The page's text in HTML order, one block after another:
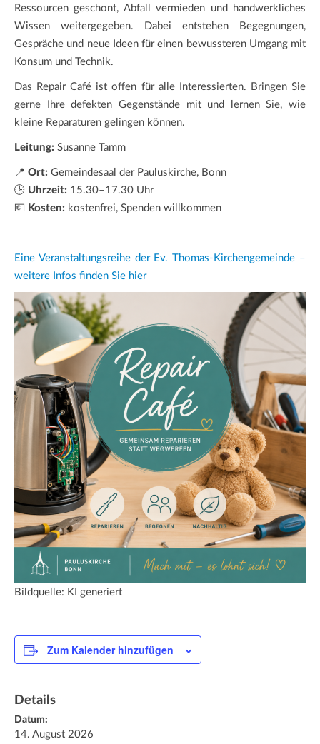
Ressourcen geschont, Abfall vermieden und handwerkliches
Wissen weitergegeben. Dabei entstehen Begegnungen,
Gespräche und neue Ideen für einen bewussteren Umgang mit
Konsum und Technik.
Das Repair Café ist offen für alle Interessierten. Bringen Sie
gerne Ihre defekten Gegenstände mit und lernen Sie, wie
kleine Reparaturen gelingen können.
Leitung: Susanne Tamm
📍 Ort: Gemeindesaal der Pauluskirche, Bonn
🕒 Uhrzeit: 15.30–17.30 Uhr
💶 Kosten: kostenfrei, Spenden willkommen
Eine Veranstaltungsreihe der Ev. Thomas-Kirchengemeinde –
weitere Infos finden Sie hier
Bildquelle: KI generiert
Zum Kalender hinzufügen
Details
Datum:
14. August 2026